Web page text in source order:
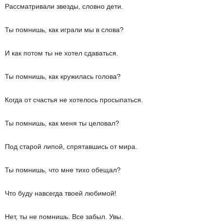
Рассматривали звезды, словно дети.
Ты помнишь, как играли мы в слова?
И как потом ты не хотел сдаваться.
Ты помнишь, как кружилась голова?
Когда от счастья не хотелось просыпаться.
Ты помнишь, как меня ты целовал?
Под старой липой, спрятавшись от мира.
Ты помнишь, что мне тихо обещал?
Что буду навсегда твоей любимой!
Нет, ты не помнишь. Все забыл. Увы.